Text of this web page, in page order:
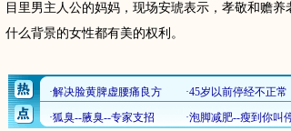
目里男主人公的妈妈，现场安琥表示，孝敬和赡
什么背景的女性都有美的权利。